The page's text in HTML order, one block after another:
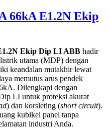
66kA E1.2N Ekip
Ekip Dip LI ABB hadir
utama (MDP) dengan
keandalan mutakhir lewat
memutus arus pendek
. Dilengkapi dengan
LI untuk proteksi akurat
) dan korsleting (short circuit).
kubikel panel tanpa
industri Anda.